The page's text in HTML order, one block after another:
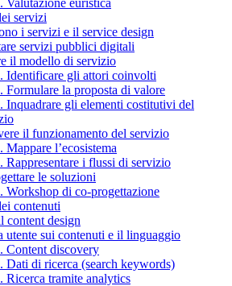
Valutazione euristica
servizi
i servizi e il service design
servizi pubblici digitali
il modello di servizio
Identificare gli attori coinvolti
Formulare la proposta di valore
Inquadrare gli elementi costitutivi del
il funzionamento del servizio
Mappare l’ecosistema
Rappresentare i flussi di servizio
le soluzioni
Workshop di co-progettazione
contenuti
content design
utente sui contenuti e il linguaggio
Content discovery
Dati di ricerca (search keywords)
Ricerca tramite analytics